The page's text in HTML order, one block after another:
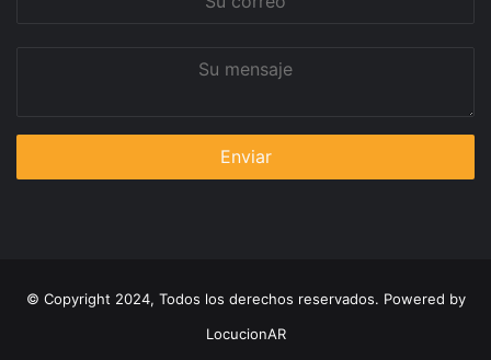
© Copyright 2024, Todos los derechos reservados. Powered by
LocucionAR